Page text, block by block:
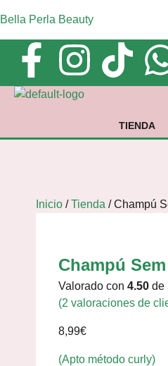
Bella Perla Beauty
TIENDA
Inicio / Tienda / Champú
Champú
Valorado con 4.50 de
(2 valoraciones de
8,99€
(Apto método curly)